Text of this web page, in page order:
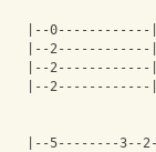
|--0------------
|--2------------
|--2------------
|--2------------
|--5--------3--